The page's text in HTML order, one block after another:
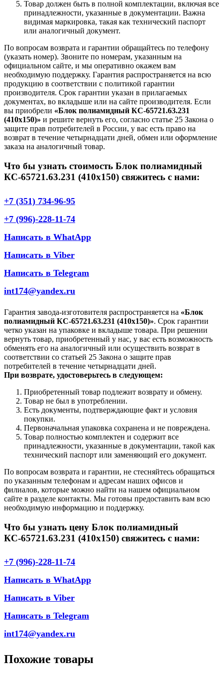
Товар должен быть в полной комплектации, включая все
принадлежности, указанные в документации. Важна
видимая маркировка, такая как технический паспорт
или аналогичный документ.
По вопросам возврата и гарантии обращайтесь по телефону
(указать номер). Звоните по номерам, указанным на
официальном сайте, и мы оперативно окажем вам
необходимую поддержку. Гарантия распространяется на всю
продукцию в соответствии с политикой гарантии
производителя. Срок гарантии указан в прилагаемых
документах, во вкладыше или на сайте производителя. Если
вы приобрели «Блок полиамидный КС-65721.63.231
(410х150)» и решите вернуть его, согласно статье 25 Закона о
защите прав потребителей в России, у вас есть право на
возврат в течение четырнадцати дней, обмен или оформление
заказа на аналогичный товар.
Что бы узнать стоимость Блок полиамидный
КС-65721.63.231 (410х150) свяжитесь с нами:
+7 (351) 734-96-95
+7 (996)-228-11-74
Написать в WhatApp
Написать в Viber
Написать в Telegram
int174@yandex.ru
Гарантия завода-изготовителя распространяется на «Блок
полиамидный КС-65721.63.231 (410х150)». Срок гарантии
четко указан на упаковке и вкладыше товара. При решении
вернуть товар, приобретенный у нас, у вас есть возможность
обменять его на аналогичный или осуществить возврат в
соответствии со статьей 25 Закона о защите прав
потребителей в течение четырнадцати дней.
При возврате, удостоверьтесь в следующем:
Приобретенный товар подлежит возврату и обмену.
Товар не был в употреблении.
Есть документы, подтверждающие факт и условия
покупки.
Первоначальная упаковка сохранена и не повреждена.
Товар полностью комплектен и содержит все
принадлежности, указанные в документации, такой как
технический паспорт или заменяющий его документ.
По вопросам возврата и гарантии, не стесняйтесь обращаться
по указанным телефонам и адресам наших офисов и
филиалов, которые можно найти на нашем официальном
сайте в разделе контакты. Мы готовы предоставить вам всю
необходимую информацию и поддержку.
Что бы узнать цену Блок полиамидный
КС-65721.63.231 (410х150) свяжитесь с нами:
+7 (996)-228-11-74
Написать в WhatApp
Написать в Viber
Написать в Telegram
int174@yandex.ru
Похожие товары